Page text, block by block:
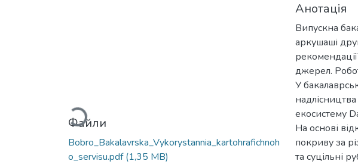
Вантажиться...
Файли
Bobro_Bakalavrska_Vykorystannia_kartohrafichnoh
o_servisu.pdf(1,35 MB)
Анотація
Випускна
аркушаші
джерел.
У
екосистему
На основі
покриву за
та суцільні